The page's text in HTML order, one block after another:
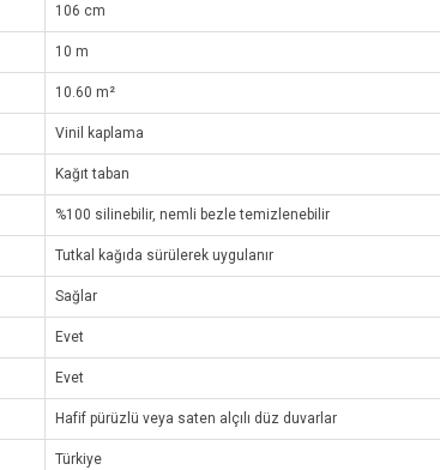
106 cm
10 m
10.60 m²
Vinil kaplama
Kağıt taban
%100 silinebilir, nemli bezle temizlenebilir
Tutkal kağıda sürülerek uygulanır
Sağlar
Evet
Evet
Hafif pürüzlü veya saten alçılı düz duvarlar
Türkiye